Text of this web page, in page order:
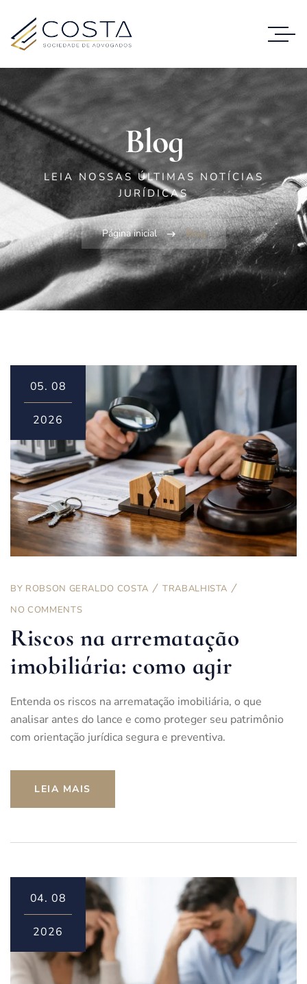
Blog
LEIA NOSSAS ÚLTIMAS NOTÍCIAS
JURÍDICAS
Página inicial Blog
05. 08
2026
BY ROBSON GERALDO COSTA
TRABALHISTA
NO COMMENTS
Riscos na arrematação
imobiliária: como agir
Entenda os riscos na arrematação imobiliária, o que
analisar antes do lance e como proteger seu patrimônio
com orientação jurídica segura e preventiva.
LEIA MAIS
04. 08
2026